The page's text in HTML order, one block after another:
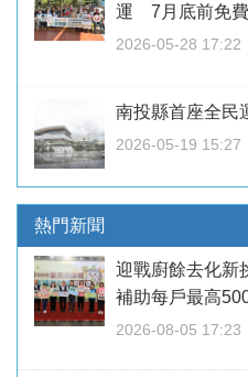
運 7月底前免
2026-05-28 17:22
南投縣首座全
2026-05-19 15:27
熱門新聞
迎戰廚餘去化
補助每戶最高
2026-08-05 17:23